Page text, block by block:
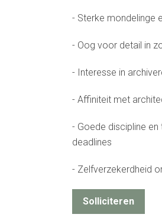
- Sterke mondelinge
- Oog voor detail in
- Interesse in
- Affiniteit met
- Goede discipline
deadlines
- Zelfverzekerdheid
Solliciteren